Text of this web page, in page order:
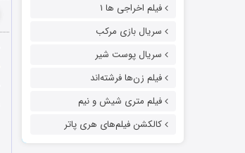
فیلم اخراجی ها ۱
سریال بازی مرکب
سریال پوست شیر
فیلم زن‌ها فرشته‌اند
فیلم متری شیش و نیم
کالکشن فیلم‌های هری پاتر